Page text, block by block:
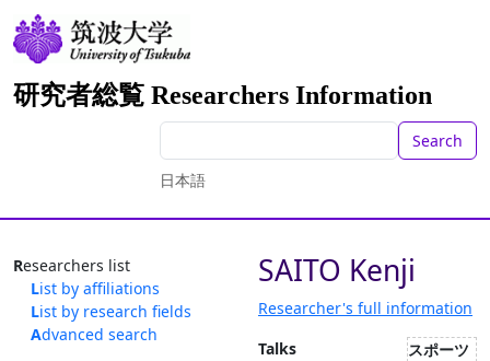
研究者総覧 Researchers Information
Search
日本語
Researchers list
List by affiliations
List by research fields
Advanced search
SAITO Kenji
Researcher's full information
Talks
スポーツ